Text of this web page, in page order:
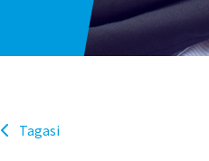
Tagasi